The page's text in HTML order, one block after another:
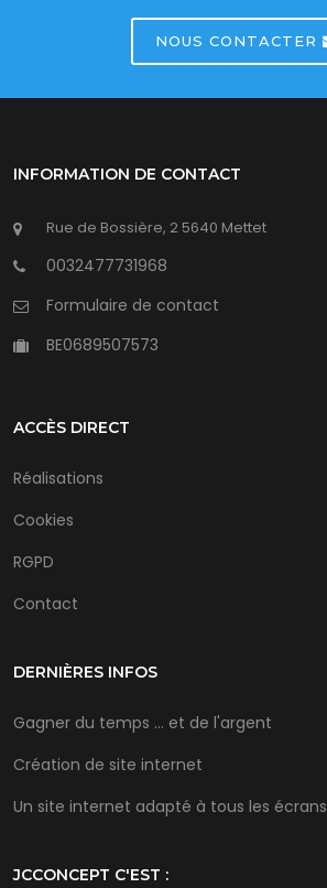
NOUS CONTACTER
INFORMATION DE CONTACT
Rue de Bossière, 2 5640 Mettet
0032477731968
Formulaire de contact
BE0689507573
ACCÈS DIRECT
Réalisations
Cookies
RGPD
Contact
DERNIÈRES INFOS
Gagner du temps ... et de l'argent
Création de site internet
Un site internet adapté à tous les écrans
JCCONCEPT C'EST :